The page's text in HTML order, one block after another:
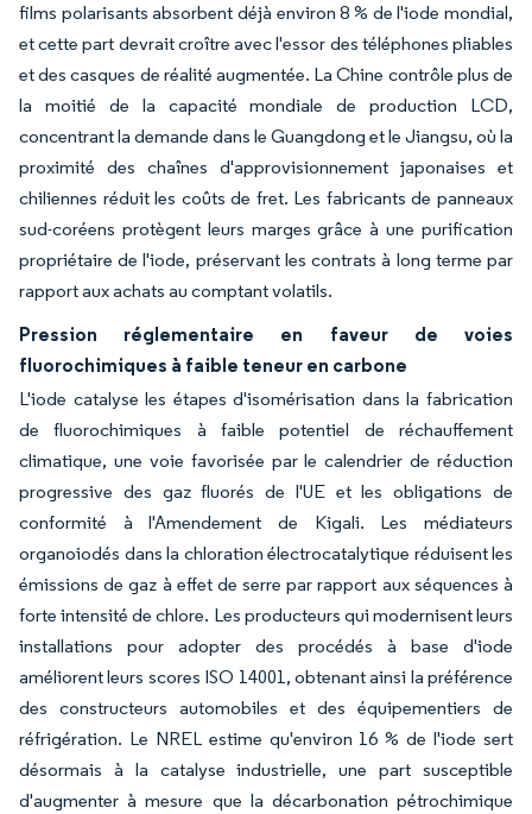
films polarisants absorbent déjà environ 8 % de l'iode mondial,
et cette part devrait croître avec l'essor des téléphones pliables
et des casques de réalité augmentée. La Chine contrôle plus de
la moitié de la capacité mondiale de production LCD,
concentrant la demande dans le Guangdong et le Jiangsu, où la
proximité des chaînes d'approvisionnement japonaises et
chiliennes réduit les coûts de fret. Les fabricants de panneaux
sud-coréens protègent leurs marges grâce à une purification
propriétaire de l'iode, préservant les contrats à long terme par
rapport aux achats au comptant volatils.
Pression réglementaire en faveur de voies
fluorochimiques à faible teneur en carbone
L'iode catalyse les étapes d'isomérisation dans la fabrication
de fluorochimiques à faible potentiel de réchauffement
climatique, une voie favorisée par le calendrier de réduction
progressive des gaz fluorés de l'UE et les obligations de
conformité à l'Amendement de Kigali. Les médiateurs
organoiodés dans la chloration électrocatalytique réduisent les
émissions de gaz à effet de serre par rapport aux séquences à
forte intensité de chlore. Les producteurs qui modernisent leurs
installations pour adopter des procédés à base d'iode
améliorent leurs scores ISO 14001, obtenant ainsi la préférence
des constructeurs automobiles et des équipementiers de
réfrigération. Le NREL estime qu'environ 16 % de l'iode sert
désormais à la catalyse industrielle, une part susceptible
d'augmenter à mesure que la décarbonation pétrochimique